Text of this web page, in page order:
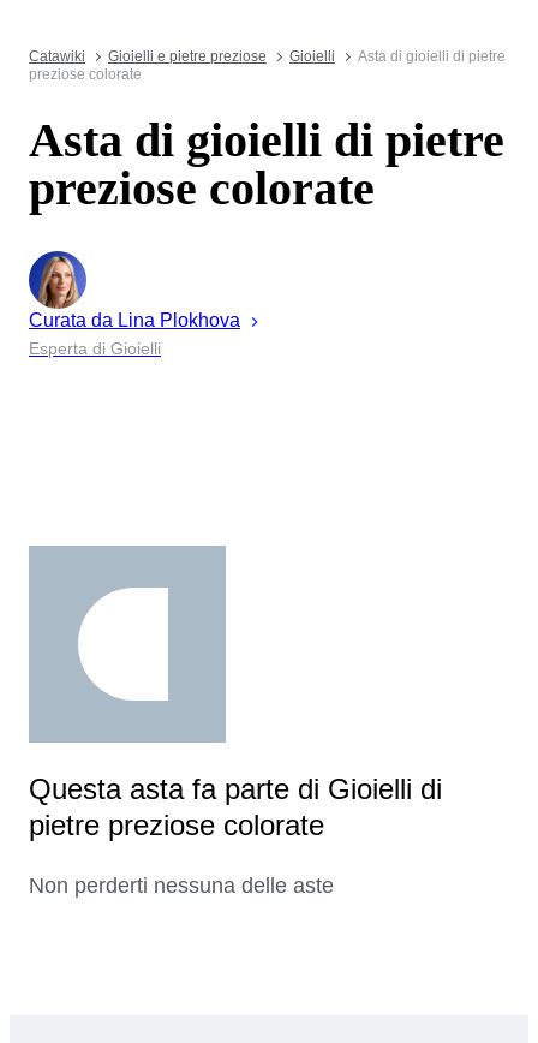
Catawiki Gioielli e pietre preziose Gioielli
Asta di gioielli di pietre
preziose colorate
Asta di gioielli di pietre
preziose colorate
Curata da Lina Plokhova
Esperta di Gioielli
Questa asta fa parte di Gioielli di
pietre preziose colorate
Non perderti nessuna delle aste